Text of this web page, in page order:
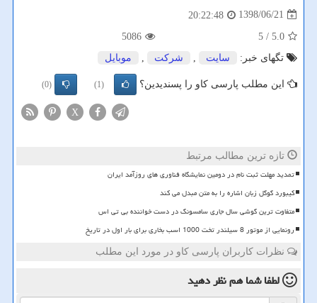
1398/06/21
20:22:48
5.0
/ 5
5086
تگهای خبر:
سایت , شركت , موبایل
این مطلب پارسی کاو را پسندیدین؟ (1)
(0)
X
تازه ترین مطالب مرتبط
تمدید مهلت ثبت نام در دومین نمایشگاه فناوری های روزآمد ایران
کیبورد گوگل زبان اشاره را به متن مبدل می کند
متفاوت ترین گوشی سال جاری سامسونگ در دست خواننده بی تی اس
رونمایی از موتور 8 سیلندر تخت 1000 اسب بخاری برای بار اول در تاریخ
نظرات کاربران پارسی کاو در مورد این مطلب
لطفا شما همنظر دهید